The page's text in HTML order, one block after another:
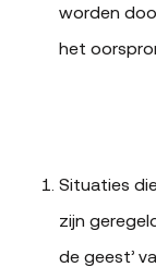
worden
het
Situaties
zijn
de geest’